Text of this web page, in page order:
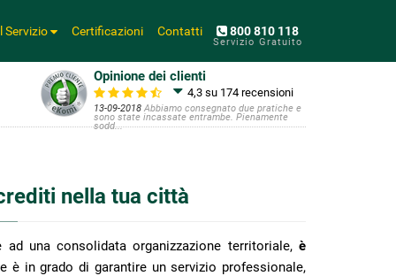
Servizio Certificazioni Contatti 800 810 118
Servizio Gratuito
Opinione dei clienti
4,3 su 174 recensioni
13-09-2018 Abbiamo consegnato due pratiche e
sono state incassate entrambe. Pienamente
sodd...
nella tua città
una consolidata organizzazione territoriale, è
è in grado di garantire un servizio professionale,